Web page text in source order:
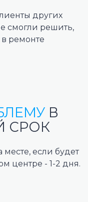
других
смогли решить,
в ремонте
В
СРОК
месте, если будет
центре - 1-2 дня.